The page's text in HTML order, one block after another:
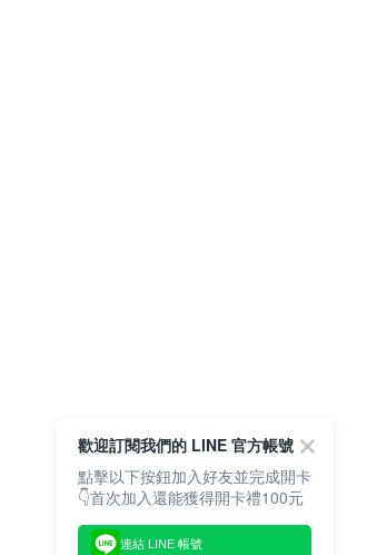
歡迎訂閱我們的 LINE 官方帳號
點擊以下按鈕加入好友並完成開卡
👇首次加入還能獲得開卡禮100元
連結 LINE 帳號